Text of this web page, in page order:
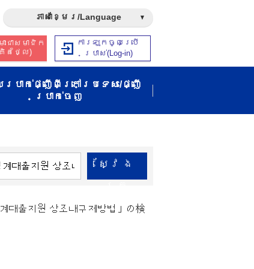
ភាសាខ្មែរ/Language
ះជាសមាជិក​​
ត​ថ្លៃ​)
ការឡុកចូលប្រើ
ប្រាស់​(Log-in)
រាក់ផ្ញើពីក្រៅប្រទេស/ផ្ញើ
ប្រាក់ចេញ
ស្វែង​
대출지원 상조내구제방법」の検